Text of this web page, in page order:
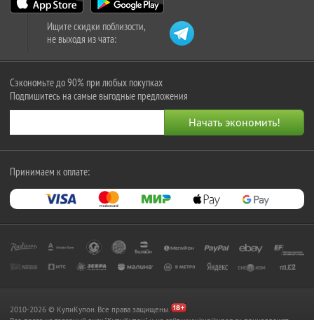
Ищите скидки поблизости,
не выходя из чата:
Сэкономьте до 90% при любых покупках
Подпишитесь на самые выгодные предложения
Принимаем к оплате:
2010-2026 © КупиКупон. Все права защищены.